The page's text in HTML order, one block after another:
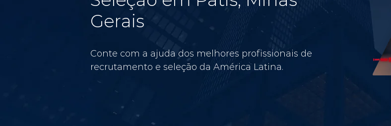
Gerais
Conte com a ajuda dos melhores profissionais de
recrutamento e seleção da América Latina.